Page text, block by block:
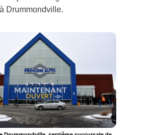
journée et grande
Drummondville.